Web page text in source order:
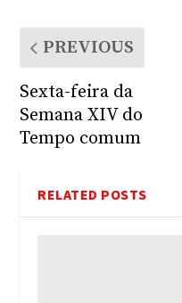
PREVIOUS
Sexta-feira da
Semana XIV do
Tempo comum
RELATED POSTS